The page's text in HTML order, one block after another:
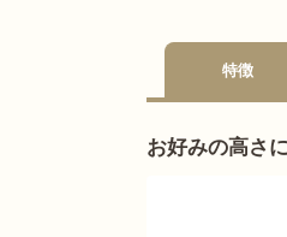
特徴
お好みの高さ